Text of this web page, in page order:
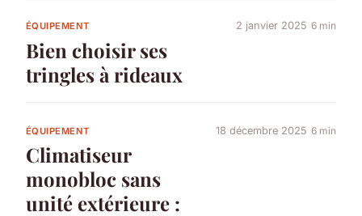
ÉQUIPEMENT
Bien choisir ses
tringles à rideaux
2 janvier 2025 6 min
ÉQUIPEMENT
Climatiseur
monobloc sans
unité extérieure :
18 décembre 2025 6 min